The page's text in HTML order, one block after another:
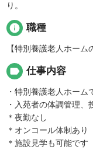
り。
info 職種
【特別養護老人ホー
label 仕事内容
・特別養護老人ホーム
・入苑者の体調管理
＊夜勤なし
＊オンコール体制あり
＊施設見学も可能です